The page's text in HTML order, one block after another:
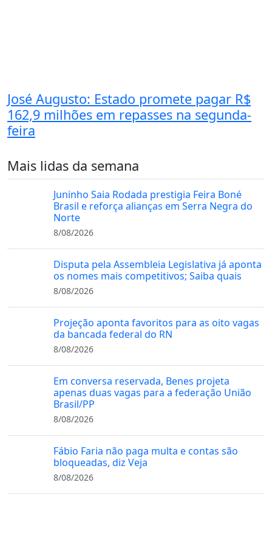
José Augusto: Estado promete pagar R$
162,9 milhões em repasses na segunda-
feira
Mais lidas da semana
Juninho Saia Rodada prestigia Feira Boné
Brasil e reforça alianças em Serra Negra do
Norte
8/08/2026
Disputa pela Assembleia Legislativa já aponta
os nomes mais competitivos; Saiba quais
8/08/2026
Projeção aponta favoritos para as oito vagas
da bancada federal do RN
8/08/2026
Em conversa reservada, Benes projeta
apenas duas vagas para a federação União
Brasil/PP
8/08/2026
Fábio Faria não paga multa e contas são
bloqueadas, diz Veja
8/08/2026